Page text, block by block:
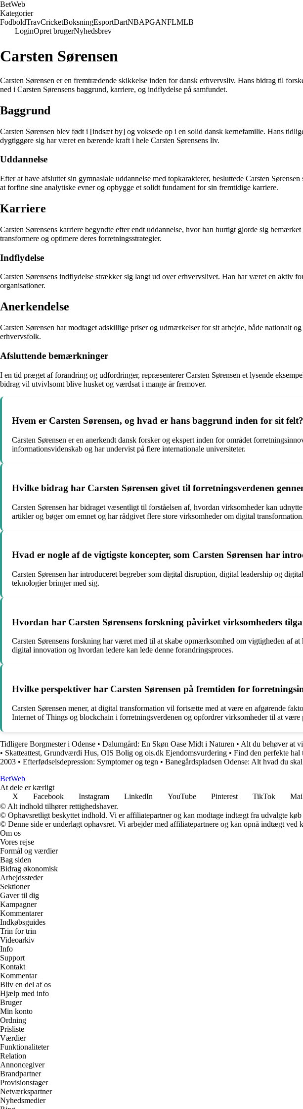
BetWeb
Kategorier
FodboldTravCricketBoksningEsportDartNBAPGANFLMLB
LoginOpret brugerNyhedsbrev
Carsten Sørensen
Carsten Sørensen er en fremtrædende skikkelse inden for dansk erhvervsliv. Hans bidrag til
ned i Carsten Sørensens baggrund, karriere, og indflydelse på samfundet.
Baggrund
Carsten Sørensen blev født i [indsæt by] og voksede op i en solid dansk kernefamilie. Hans
dygtiggøre sig har været en bærende kraft i hele Carsten Sørensens liv.
Uddannelse
Efter at have afsluttet sin gymnasiale uddannelse med topkarakterer, besluttede Carsten
at forfine sine analytiske evner og opbygge et solidt fundament for sin fremtidige karriere.
Karriere
Carsten Sørensens karriere begyndte efter endt uddannelse, hvor han hurtigt gjorde sig
transformere og optimere deres forretningsstrategier.
Indflydelse
Carsten Sørensens indflydelse strækker sig langt ud over erhvervslivet. Han har været en aktiv
organisationer.
Anerkendelse
Carsten Sørensen har modtaget adskillige priser og udmærkelser for sit arbejde, både
erhvervsfolk.
Afsluttende bemærkninger
I en tid præget af forandring og udfordringer, repræsenterer Carsten Sørensen et lysende
bidrag vil utvivlsomt blive husket og værdsat i mange år fremover.
Hvem er Carsten Sørensen, og hvad er hans baggrund inden for sit felt?
Carsten Sørensen er en anerkendt dansk forsker og ekspert inden for området
informationsvidenskab og har undervist på flere internationale universiteter.
Hvilke bidrag har Carsten Sørensen givet til forretningsverdenen
Carsten Sørensen har bidraget væsentligt til forståelsen af, hvordan virksomheder kan
artikler og bøger om emnet og har rådgivet flere store virksomheder om digital transformation.
Hvad er nogle af de vigtigste koncepter, som Carsten Sørensen har
Carsten Sørensen har introduceret begreber som digital disruption, digital leadership og
teknologier bringer med sig.
Hvordan har Carsten Sørensens forskning påvirket virksomheders
Carsten Sørensens forskning har været med til at skabe opmærksomhed om vigtigheden af
digital innovation og hvordan ledere kan lede denne forandringsproces.
Hvilke perspektiver har Carsten Sørensen på fremtiden for
Carsten Sørensen mener, at digital transformation vil fortsætte med at være en afgørende
Internet of Things og blockchain i forretningsverdenen og opfordrer virksomheder til at
Tidligere Borgmester i Odense • Dalumgård: En Skøn Oase Midt i Naturen • Alt du behøver at
• Skatteattest, Grundværdi Hus, OIS Bolig og ois.dk Ejendomsvurdering • Find den perfekte
2003 • Efterfødselsdepression: Symptomer og tegn • Banegårdspladsen Odense: Alt hvad du
BetWeb
At dele er kærligt
X
Facebook Instagram LinkedIn YouTube Pinterest TikTok
© Alt indhold tilhører rettighedshaver.
© Ophavsretligt beskyttet indhold. Vi er affiliatepartner og kan modtage indtægt fra udvalgte køb
© Denne side er underlagt ophavsret. Vi arbejder med affiliatepartnere og kan opnå indtægt
Om os
Vores rejse
Formål og værdier
Bag siden
Bidrag økonomisk
Arbejdssteder
Sektioner
Gaver til dig
Kampagner
Kommentarer
Indkøbsguides
Trin for trin
Videoarkiv
Info
Support
Kontakt
Kommentar
Bliv en del af os
Hjælp med info
Bruger
Min konto
Ordning
Prisliste
Værdier
Funktionaliteter
Relation
Annoncegiver
Brandpartner
Provisionstager
Netværkspartner
Nyhedsmedier